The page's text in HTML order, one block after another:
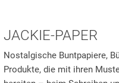
JACKIE-PAPER
Nostalgische Buntpapiere,
Produkte, die mit ihren